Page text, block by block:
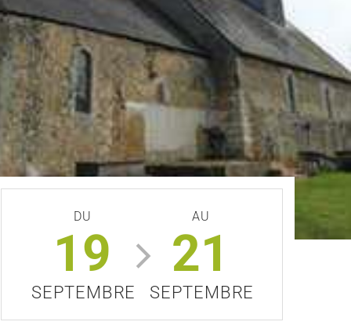
DU
19
SEPTEMBRE
AU
21
SEPTEMBRE